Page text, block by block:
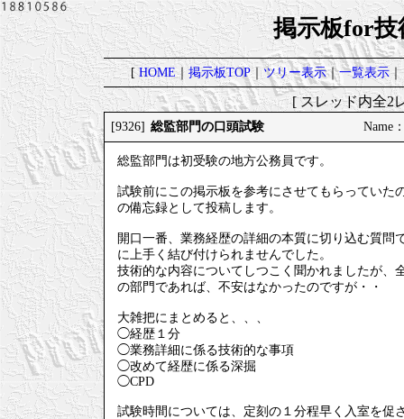
掲示板for技
[HOME｜掲示板TOP｜ツリー表示｜一覧表示｜
[ スレッド内全
[9326] 総監部門の口頭試験 Name
総監部門は初受験の地方公務員です。
試験前にこの掲示板を参考にさせてもらっていた
の備忘録として投稿します。
開口一番、業務経歴の詳細の本質に切り込む質
に上手く結び付けられませんでした。
技術的な内容についてしつこく聞かれましたが、
の部門であれば、不安はなかったのですが・・
大雑把にまとめると、、、
◯経歴１分
◯業務詳細に係る技術的な事項
◯改めて経歴に係る深掘
◯CPD
試験時間については、定刻の１分程早く入室を促